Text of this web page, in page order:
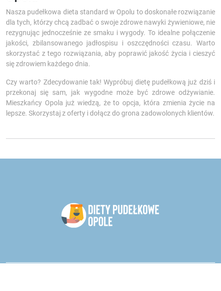
Nasza pudełkowa dieta standard w Opolu to doskonałe rozwiązanie
dla tych, którzy chcą zadbać o swoje zdrowe nawyki żywieniowe, nie
rezygnując jednocześnie ze smaku i wygody. To idealne połączenie
jakości, zbilansowanego jadłospisu i oszczędności czasu. Warto
skorzystać z tego rozwiązania, aby poprawić jakość życia i cieszyć
się zdrowiem każdego dnia.
Czy warto? Zdecydowanie tak! Wypróbuj dietę pudełkową już dziś i
przekonaj się sam, jak wygodne może być zdrowe odżywianie.
Mieszkańcy Opola już wiedzą, że to opcja, która zmienia życie na
lepsze. Skorzystaj z oferty i dołącz do grona zadowolonych klientów.